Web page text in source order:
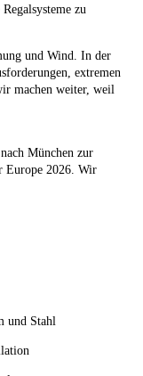
zu
und Wind. In der
extremen
machen weiter, weil
München zur
Europe 2026. Wir
und Stahl